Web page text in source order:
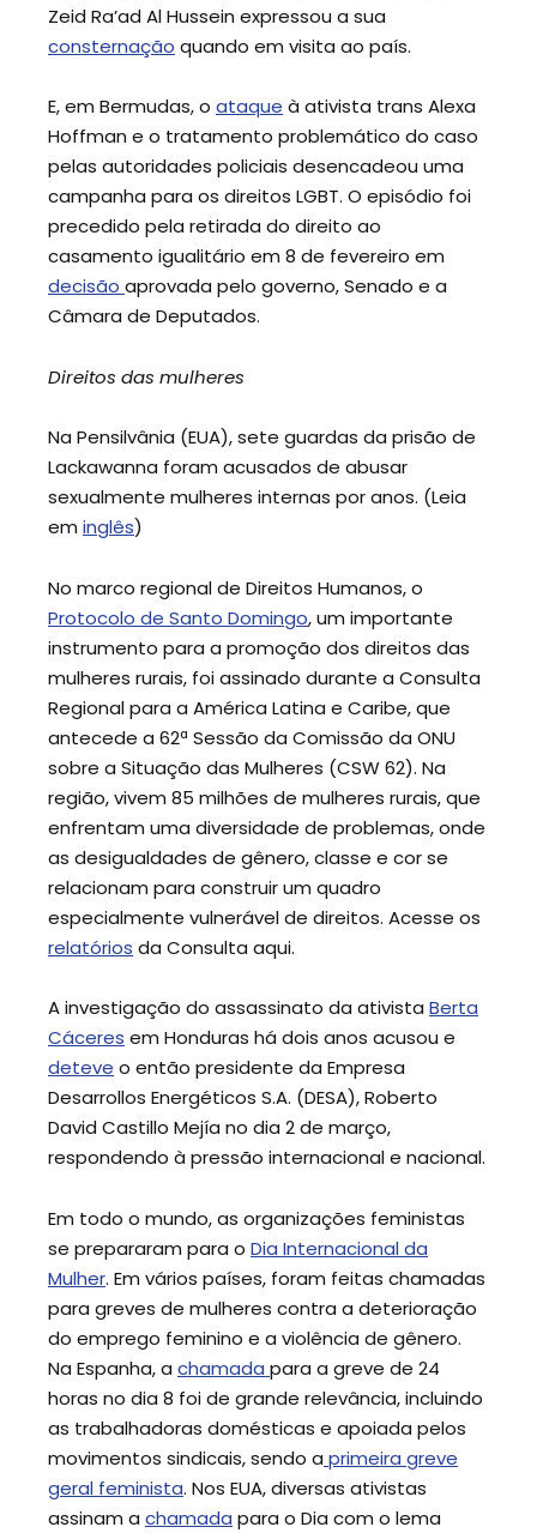
Zeid Ra’ad Al Hussein expressou a sua
consternação quando em visita ao país.
E, em Bermudas, o ataque à ativista trans Alexa
Hoffman e o tratamento problemático do caso
pelas autoridades policiais desencadeou uma
campanha para os direitos LGBT. O episódio foi
precedido pela retirada do direito ao
casamento igualitário em 8 de fevereiro em
decisão aprovada pelo governo, Senado e a
Câmara de Deputados.
Direitos das mulheres
Na Pensilvânia (EUA), sete guardas da prisão de
Lackawanna foram acusados ​​de abusar
sexualmente mulheres internas por anos. (Leia
em inglês)
No marco regional de Direitos Humanos, o
Protocolo de Santo Domingo, um importante
instrumento para a promoção dos direitos das
mulheres rurais, foi assinado durante a Consulta
Regional para a América Latina e Caribe, que
antecede a 62ª Sessão da Comissão da ONU
sobre a Situação das Mulheres (CSW 62). Na
região, vivem 85 milhões de mulheres rurais, que
enfrentam uma diversidade de problemas, onde
as desigualdades de gênero, classe e cor se
relacionam para construir um quadro
especialmente vulnerável de direitos. Acesse os
relatórios da Consulta aqui.
A investigação do assassinato da ativista Berta
Cáceres em Honduras há dois anos acusou e
deteve o então presidente da Empresa
Desarrollos Energéticos S.A. (DESA), Roberto
David Castillo Mejía no dia 2 de março,
respondendo à pressão internacional e nacional.
Em todo o mundo, as organizações feministas
se prepararam para o Dia Internacional da
Mulher. Em vários países, foram feitas chamadas
para greves de mulheres contra a deterioração
do emprego feminino e a violência de gênero.
Na Espanha, a chamada para a greve de 24
horas no dia 8 foi de grande relevância, incluindo
as trabalhadoras domésticas e apoiada pelos
movimentos sindicais, sendo a primeira greve
geral feminista. Nos EUA, diversas ativistas
assinam a chamada para o Dia com o lema